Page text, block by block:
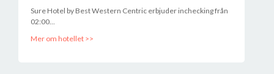
Sure Hotel by Best Western Centric erbjuder inchecking från
02:00...
Mer om hotellet >>